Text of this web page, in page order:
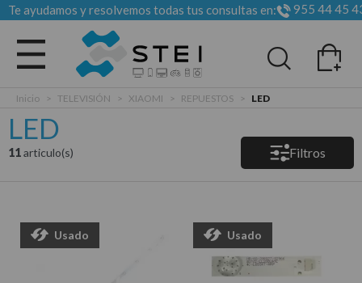
Te ayudamos y resolvemos todas tus consultas en: 955 44 45
Todas las categorias
Inicio > TELEVISIÓN > XIAOMI > REPUESTOS > LED
LED
11articulo(s) Filtros
Usado Usado